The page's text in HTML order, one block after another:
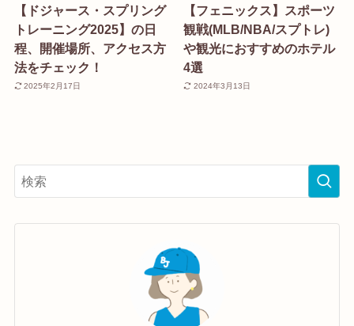
【ドジャース・スプリング
トレーニング2025】の日
程、開催場所、アクセス方
法をチェック！
2025年2月17日
【フェニックス】スポーツ
観戦(MLB/NBA/スプトレ)
や観光におすすめのホテル
4選
2024年3月13日